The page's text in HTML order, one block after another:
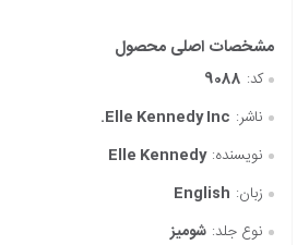
کد: 9088
ناشر: Elle Kennedy Inc.
نویسنده: Elle Kennedy
زبان: English
نوع جلد: شومیز